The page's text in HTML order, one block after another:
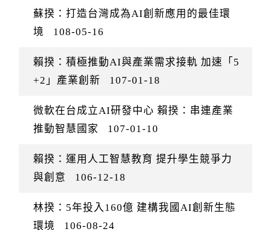
蘇揆：打造台灣成為AI創新應用的最佳環
境
108-05-16
賴揆：積極推動AI與產業需求接軌 加速「5
+2」產業創新
107-01-18
微軟在台成立AI研發中心 賴揆：串連產業
推動智慧國家
107-01-10
賴揆：運用人工智慧教育 提升學生競爭力
與創意
106-12-18
林揆：5年投入160億 建構我國AI創新生態
環境
106-08-24